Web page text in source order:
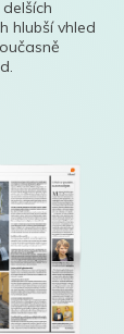
hlubší vhled